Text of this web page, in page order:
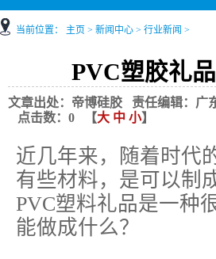
当前位置： 主页 > 新闻中心 > 行业新闻 >
PVC塑胶礼
文章出处：帝博硅胶 责任编辑：广
点击数： 0 【大 中 小】
近几年来，随着时代
有些材料，是可以制
PVC塑料礼品是一
能做成什么？